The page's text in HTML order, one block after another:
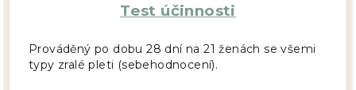
Test účinnosti
Prováděný po dobu 28 dní na 21 ženách se všemi
typy zralé pleti (sebehodnocení).